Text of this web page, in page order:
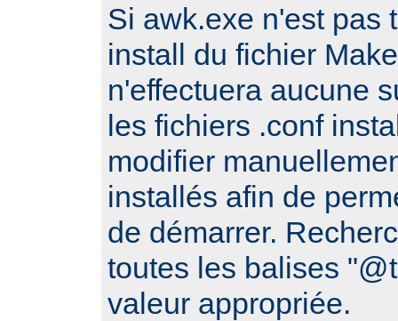
Si awk.exe n'est pas
install du fichier
n'effectuera aucune
les fichiers .conf
modifier
installés afin de
de démarrer.
toutes les balises
valeur appropriée.